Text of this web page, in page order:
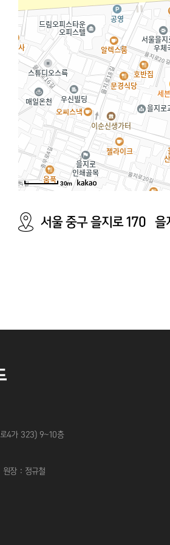
30m
서울 중구 을지로 170
4가 323) 9~10층
장 : 정규철